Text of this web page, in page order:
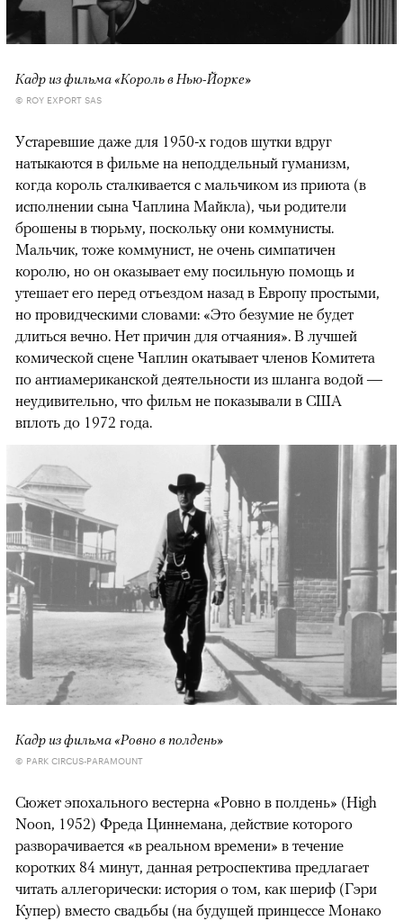
Кадр из фильма «Король в Нью-Йорке»
© ROY EXPORT SAS
Устаревшие даже для 1950-х годов шутки вдруг
натыкаются в фильме на неподдельный гуманизм,
когда король сталкивается с мальчиком из приюта (в
исполнении сына Чаплина Майкла), чьи родители
брошены в тюрьму, поскольку они коммунисты.
Мальчик, тоже коммунист, не очень симпатичен
королю, но он оказывает ему посильную помощь и
утешает его перед отъездом назад в Европу простыми,
но провидческими словами: «Это безумие не будет
длиться вечно. Нет причин для отчаяния». В лучшей
комической сцене Чаплин окатывает членов Комитета
по антиамериканской деятельности из шланга водой —
неудивительно, что фильм не показывали в США
вплоть до 1972 года.
Кадр из фильма «Ровно в полдень»
© PARK CIRCUS-PARAMOUNT
Сюжет эпохального вестерна «Ровно в полдень» (High
Noon, 1952) Фреда Циннемана, действие которого
разворачивается «в реальном времени» в течение
коротких 84 минут, данная ретроспектива предлагает
читать аллегорически: история о том, как шериф (Гэри
Купер) вместо свадьбы (на будущей принцессе Монако